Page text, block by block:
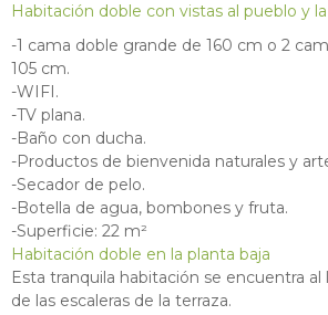
Habitación doble con vistas al pueblo y
-1 cama doble grande de 160 cm o 2
105 cm.
-WIFI.
-TV plana.
-Baño con ducha.
-Productos de bienvenida naturales y
-Secador de pelo.
-Botella de agua, bombones y fruta.
-Superficie: 22 m²
Habitación doble en la planta baja
Esta tranquila habitación se encuentra
de las escaleras de la terraza.